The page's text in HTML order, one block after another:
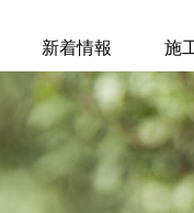
新着情報 施